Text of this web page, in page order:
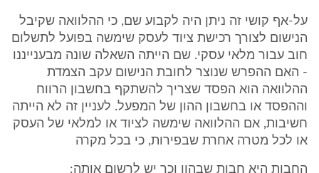
על-אף קושי זה ניתן היה לקבוע שם, כי ההלוואה שקיבל
הנישום לצורך רכישת ציוד לעסק שימשה בפועל לתשלום
חוב עבור מלאי עסקי. שם הייתה השאלה שונה מבענייננו
- האם ההפרש שנוצר לחובת הנישום עקב הצמדת
ההלוואה הוא הפסד שצריך להשתקף בחשבון הרווח
וההפסד או בחשבון ההון של המפעל. לעניין זה לא הייתה
חשיבות, אם ההלוואה שימשה לציוד או למלאי של העסק
או לכל מטרה אחרת שבפירות, כי בכל מקרה
החבות היא חבות שבהון וכך יש לרשום אותה: